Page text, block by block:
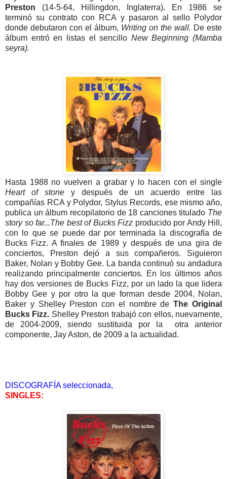
Preston (14-5-64, Hillingdon, Inglaterra).
En 1986 se
terminó su contrato con RCA y pasaron al sello Polydor
donde debutaron con el álbum, Writing on the wall. De este
álbum entró en listas el sencillo New Beginning (Mamba
seyra).
Hasta 1988 no vuelven a grabar y lo hacen con el single
Heart of stone y después de un acuerdo entre las
compañías RCA y Polydor, Stylus Records, ese mismo año,
publica un álbum recopilatorio de 18 canciones titulado The
story so far...The best of Bucks Fizz producido por Andy Hill,
con lo que se puede dar por terminada la discografía de
Bucks Fizz. A finales de 1989 y después de una gira de
conciertos, Preston dejó a sus compañeros. Siguieron
Baker, Nolan y Bobby Gee. La banda continuó su andadura
realizando principalmente conciertos. En los últimos años
hay dos versiones de Bucks Fizz, por un lado la que lidera
Bobby Gee y por otro la que forman desde 2004, Nolan,
Baker y Shelley Preston con el nombre deThe Original
Bucks Fizz. Shelley Preston trabajó con ellos, nuevamente,
de 2004-2009, siendo sustituida por la otra anterior
componente, Jay Aston, de 2009 a la actualidad.
DISCOGRAFÍA seleccionada,
SINGLES: